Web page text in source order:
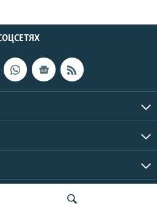
RFE/RL, Inc. | Все права защищены.